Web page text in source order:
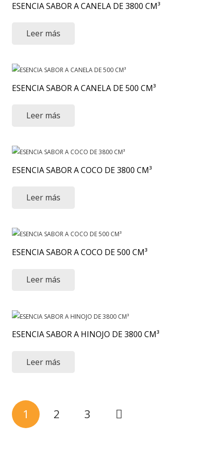
ESENCIA SABOR A CANELA DE 3800 CM³
Leer más
ESENCIA SABOR A CANELA DE 500 CM³
Leer más
ESENCIA SABOR A COCO DE 3800 CM³
Leer más
ESENCIA SABOR A COCO DE 500 CM³
Leer más
ESENCIA SABOR A HINOJO DE 3800 CM³
Leer más
Paginación
de
entradas
1 2 3